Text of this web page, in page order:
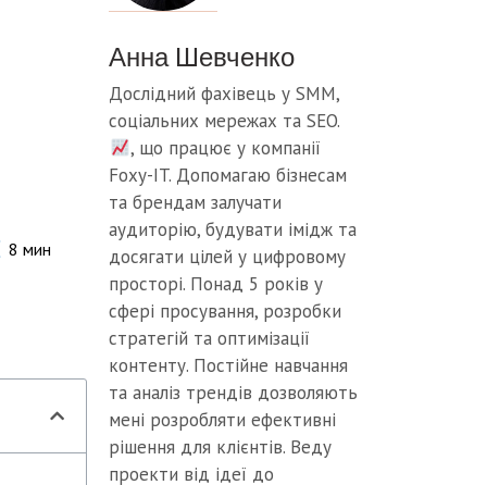
8 мин
Анна Шевченко
Дослідний фахівець у SMM,
соціальних мережах та SEO.
, що працює у компанії
Foxy-IT. Допомагаю бізнесам
та брендам залучати
аудиторію, будувати імідж та
досягати цілей у цифровому
просторі. Понад 5 років у
сфері просування, розробки
стратегій та оптимізації
контенту. Постійне навчання
та аналіз трендів дозволяють
мені розробляти ефективні
рішення для клієнтів. Веду
проекти від ідеї до